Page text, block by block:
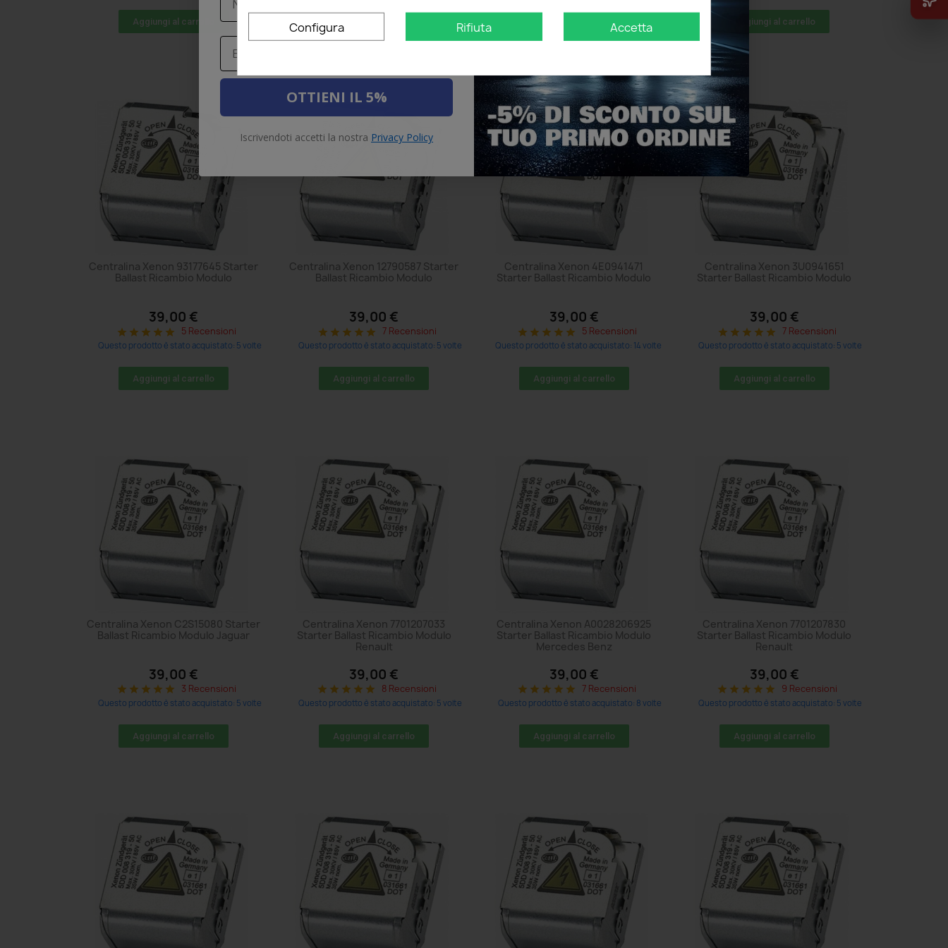
Aggiungi al carrello Aggiungi al carrello Aggiungi al carrello
Centralina Xenon 93177645 Starter
Ballast Ricambio Modulo
39,00 €
star star star star star 5 Recensioni
Questo prodotto è stato acquistato: 5 volte
Aggiungi al carrello
Centralina Xenon 12790587 Starter
Ballast Ricambio Modulo
39,00 €
star star star star star 7 Recensioni
Questo prodotto è stato acquistato: 5 volte
Aggiungi al carrello
Centralina Xenon 4E0941471
Starter Ballast Ricambio Modulo
39,00 €
star star star star star 5 Recensioni
Questo prodotto è stato acquistato: 14 volte
Aggiungi al carrello
Centralina Xenon 3U0941651
Starter Ballast Ricambio Modulo
39,00 €
star star star star star 7 Recensioni
Questo prodotto è stato acquistato: 5 volte
Aggiungi al carrello
Centralina Xenon C2S15080 Starter
Ballast Ricambio Modulo Jaguar
39,00 €
star star star star star 3 Recensioni
Questo prodotto è stato acquistato: 5 volte
Aggiungi al carrello
Centralina Xenon 7701207033
Starter Ballast Ricambio Modulo
Renault
39,00 €
star star star star star 8 Recensioni
Questo prodotto è stato acquistato: 5 volte
Aggiungi al carrello
Centralina Xenon A0028206925
Starter Ballast Ricambio Modulo
Mercedes Benz
39,00 €
star star star star star 7 Recensioni
Questo prodotto è stato acquistato: 8 volte
Aggiungi al carrello
Centralina Xenon 7701207830
Starter Ballast Ricambio Modulo
Renault
39,00 €
star star star star star 9 Recensioni
Questo prodotto è stato acquistato: 5 volte
Aggiungi al carrello
Configura Rifiuta Accetta
Email
OTTIENI IL 5%
Iscrivendoti accetti la nostra Privacy Policy